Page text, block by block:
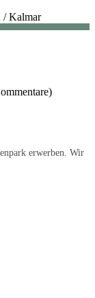
/Kalmar
erwerben. Wir